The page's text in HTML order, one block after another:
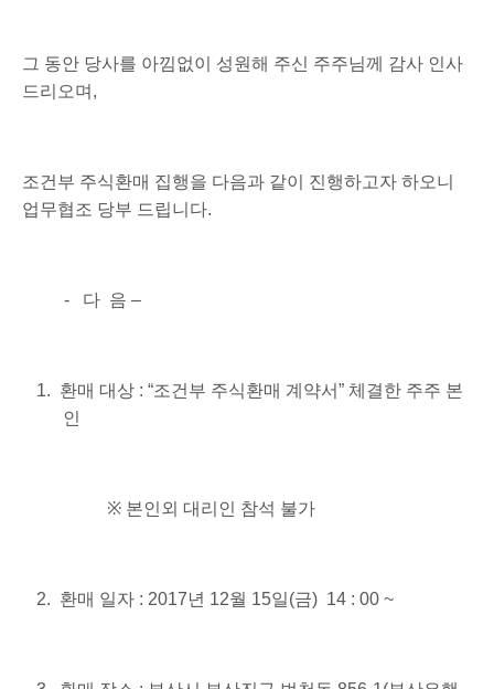
그 동안 당사를 아낌없이 성원해 주신 주주님께 감사 인사
드리오며 ,
조건부 주식환매 집행을 다음과 같이 진행하고자 하오니
업무협조 당부 드립니다.
- 다 음 –
1. 환매 대상 : “조건부 주식환매 계약서” 체결한 주주 본
인
※ 본인외 대리인 참석 불가
2. 환매 일자 : 2017년 12월 15일(금) 14 : 00 ~